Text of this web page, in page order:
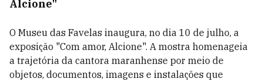
Alcione"
O Museu das Favelas inaugura, no dia 10 de julho, a
exposição "Com amor, Alcione". A mostra homenageia
a trajetória da cantora maranhense por meio de
objetos, documentos, imagens e instalações que